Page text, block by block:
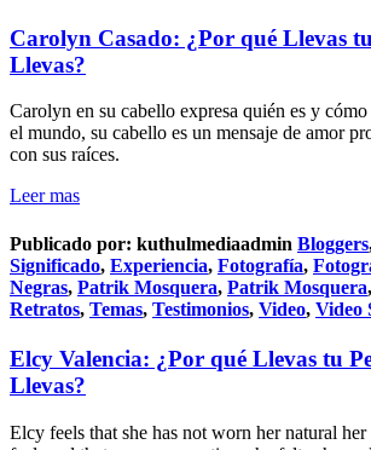
Carolyn Casado: ¿Por qué Llevas
Llevas?
Carolyn en su cabello expresa quién es y
el mundo, su cabello es un mensaje de amor
con sus raíces.
Leer mas
Publicado por: kuthulmediaadmin Bloggers
Significado, Experiencia, Fotografía,
Negras, Patrik Mosquera, Patrik Mosquera,
Retratos, Temas, Testimonios, Video, Video
Elcy Valencia: ¿Por qué Llevas tu
Llevas?
Elcy feels that she has not worn her natural